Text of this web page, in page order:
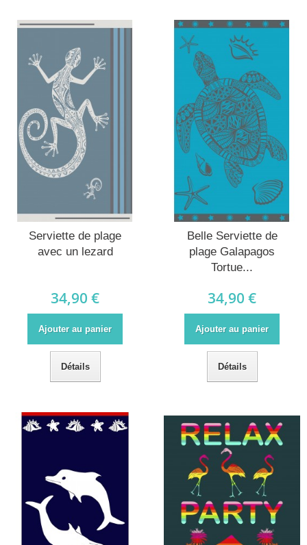
Serviette de plage
avec un lezard
34,90 €
Ajouter au panier
Détails
Belle Serviette de
plage Galapagos
Tortue...
34,90 €
Ajouter au panier
Détails